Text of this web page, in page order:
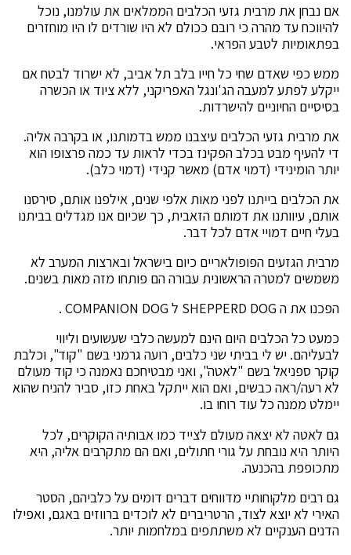
אם נבחן את מרבית גזעי הכלבים הממלאים את עולמנו, נוכל
להיווכח עד מהרה כי רובם ככולם לא היו שורדים לו היו מוחזרים
בפתאומיות לטבע הפראי.
ממש כפי שאדם שחי כל חייו בלב תל אביב, לא ישרוד לבטח אם
ייקלע לפתע למעבה הג'ונגל האפריקני, ללא ציוד או הכשרה
בסיסיים החיוניים להישרדות.
את מרבית גזעי הכלבים עיצבנו ממש בדמותנו, או בקרבה אליה.
די להעיף מבט בכלב הפקינז בכדי לראות עד כמה פרצופו הוא
יותר הומינידי (דמוי אדם) מאשר קנידי (דמוי כלב).
את הכלבים בייתנו לפני מאות אלפי שנים, אילפנו אותם, סירסנו
אותם, עיוותנו את דמותם הזאבית, כך שכיום אנו מגדלים בביתנו
בעלי חיים דמויי אדם לכל דבר.
מרבית הגזעים הפופולאריים כיום בישראל ובארצות המערב לא
משמשים למטרה הראשונית עבורה הם פותחו מזה מאות בשנים.
הפכנו את ה SHEPPERD DOG ל COMPANION DOG .
כמעט כל הכלבים היום הינם למעשה כלבי שעשועים וליווי
לבעליהם. יש לי בביתי שני כלבים, רועה גרמני בשם "קוד", וכלבת
קוקר ספניאל בשם "לאטה", ואני מבטיחכם נאמנה כי קוד מעולם
לא רעה/ראה כבשים, ואם הוא ייתקל באחת כזו, סביר להניח שהוא
יימלט ממנה כל עוד רוחו בו.
גם לאטה לא יצאה מעולם לצייד כמו אבותיה הקוקרים, לכל
היותר היא נובחת על גורי חתולים, ואם הם מתקרבים אליה, היא
מתכופפת בהכנעה.
גם רבים מלקוחותיי מדווחים דברים דומים על כלביהם, הסטר
האירי לא יוצא לצוד, הרטריברים לא לוכדים ברווזים באגם, ואפילו
הדנים הענקיים לא משתתפים במלחמות יותר.